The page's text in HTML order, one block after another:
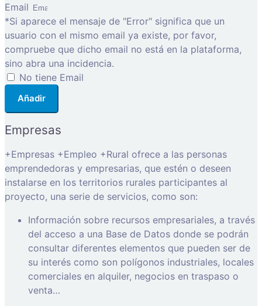
Email
*Si aparece el mensaje de "Error" significa que un
usuario con el mismo email ya existe, por favor,
compruebe que dicho email no está en la plataforma,
sino abra una incidencia.
No tiene Email
Añadir
Empresas
+Empresas +Empleo +Rural ofrece a las personas
emprendedoras y empresarias, que estén o deseen
instalarse en los territorios rurales participantes al
proyecto, una serie de servicios, como son:
Información sobre recursos empresariales, a través
del acceso a una Base de Datos donde se podrán
consultar diferentes elementos que pueden ser de
su interés como son polígonos industriales, locales
comerciales en alquiler, negocios en traspaso o
venta…